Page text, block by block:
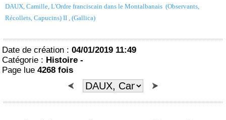
DAUX, Camille, L'Ordre franciscain dans le Montalbanais (Observants,
Récollets, Capucins) II , (Gallica)
Date de création : 04/01/2019 11:49
Catégorie : Histoire -
Page lue 4268 fois